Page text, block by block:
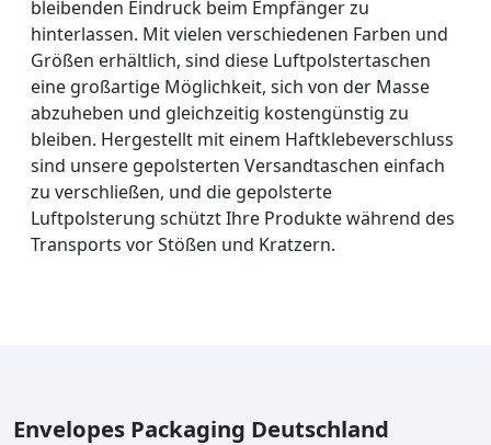
bleibenden Eindruck beim Empfänger zu
hinterlassen. Mit vielen verschiedenen Farben und
Größen erhältlich, sind diese Luftpolstertaschen
eine großartige Möglichkeit, sich von der Masse
abzuheben und gleichzeitig kostengünstig zu
bleiben. Hergestellt mit einem Haftklebeverschluss
sind unsere gepolsterten Versandtaschen einfach
zu verschließen, und die gepolsterte
Luftpolsterung schützt Ihre Produkte während des
Transports vor Stößen und Kratzern.
Envelopes Packaging Deutschland